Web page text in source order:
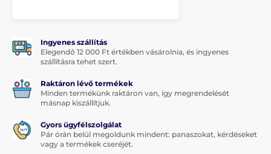
1x nedves törlőkendő
Ingyenes szállítás
Elegendő 12 000 Ft értékben vásárolnia, és ingyenes
szállításra tehet szert.
Raktáron lévő termékek
Minden termékünk raktáron van, így megrendelését
másnap kiszállítjuk.
Gyors ügyfélszolgálat
Pár órán belül megoldunk mindent: panaszokat, kérdéseket
vagy a termékek cseréjét.